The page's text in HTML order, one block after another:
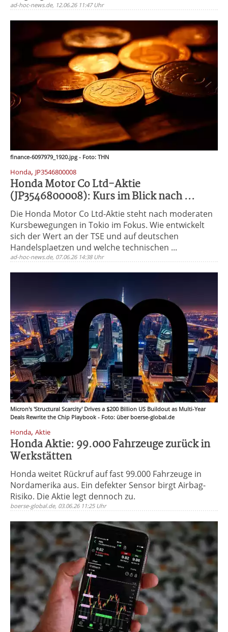
ad-hoc-news.de, 12.06.26 11:47 Uhr
finance-6097979_1920.jpg - Foto: THN
Honda, JP3546800008
Honda Motor Co Ltd-Aktie
(JP3546800008): Kurs im Blick nach ...
Die Honda Motor Co Ltd-Aktie steht nach moderaten
Kursbewegungen in Tokio im Fokus. Wie entwickelt
sich der Wert an der TSE und auf deutschen
Handelsplaetzen und welche technischen ...
ad-hoc-news.de, 07.06.26 14:38 Uhr
Micron's 'Structural Scarcity' Drives a $200 Billion US Buildout as Multi-Year
Deals Rewrite the Chip Playbook - Foto: über boerse-global.de
Honda, Aktie
Honda Aktie: 99.000 Fahrzeuge zurück in
Werkstätten
Honda weitet Rückruf auf fast 99.000 Fahrzeuge in
Nordamerika aus. Ein defekter Sensor birgt Airbag-
Risiko. Die Aktie legt dennoch zu.
boerse-global.de, 03.06.26 11:25 Uhr